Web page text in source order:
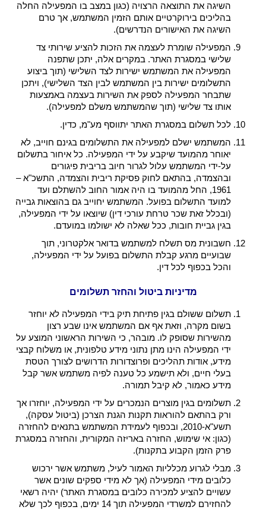
השיגה את התוצאה הרצויה (כגון במצב בו המפעילה החלה
בהליכים בירוקרטיים אותם הזמין המשתמש, אך טרם
השיגה את האישורים הנדרשים).
המפעילה שומרת לעצמה את הזכות להציע שירותי צד
שלישי במסגרת האתר. במקרים אלה, יתכן שתפנה
המפעילה את המשתמש ישירות לצד השלישי (תוך ביצוע
התשלומים ישירות בין המשתמש לבין הצד השלישי), ויתכן
שתבחר המפעילה לספק את השירות בעצמה באמצעות
אותו צד שלישי (תוך שהמשתמש משלם למפעילה).
לכל תשלום במסגרת האתר יתווסף מע"מ, כדין.
המשתמש ישלם למפעילה את התשלומים בגינם חוייב, לא
יאוחר מהמועד שיקבע על ידי המפעילה. כל איחור בתשלום
על-ידי המשתמש עלול לגרור חיוב בריבית פיגורים
ובהצמדה, בהתאם לחוק פסיקת ריבית והצמדה, התשכ"א –
1961, החל מהמועד בו היה אמור החוב להשתלם ועד
למועד התשלום בפועל. המשתמש יחוייב גם בהוצאות גבייה
(ובכלל זאת שכר טרחת עורכי דין) שיוצאו על ידי המפעילה,
בגין גביית חובות, ככל שאלה לא ישולמו במועדם.
חשבונית מס תשלח למשתמש בדואר אלקטרוני, תוך
שבועיים מרגע קבלת התשלום בפועל על ידי המפעילה,
והכל בכפוף לכל דין.
מדיניות ביטול והחזר תשלומים
תשלום ששולם בגין פתיחת תיק בידי המפעילה לא יוחזר
בשום מקרה, וזאת אף אם המשתמש אינו שבע רצון
מהשירות שסופק לו. מובהר, כי השירות הראשוני המוצע על
ידי המפעילה הינו מתן נתוני מידע טלפונית, או משלוח קבצי
מידע, אודות תהליכים ופרוצדורות הדרושים לצורך הטסת
בעלי חיים, ולא תישמע כל טענה לפיה משתמש אשר קבל
מידע כאמור, לא קיבל תמורה.
תשלומים בגין מוצרים הנמכרים על ידי המפעילה, יוחזרו אך
ורק בהתאם להוראות תקנות הגנת הצרכן (ביטול עסקה),
תשע"א-2010, ובכפוף לעמידת המשתמש בתנאים להחזרה
(כגון: אי שימוש, החזרה באריזה המקורית, והחזרה במסגרת
פרק הזמן הקבוע בתקנות).
מבלי לגרוע מכלליות האמור לעיל, משתמש אשר ירכוש
כלובים מידי המפעילה (אך לא מידי ספקים שונים אשר
עשויים להציע למכירה כלובים במסגרת האתר) יהיה רשאי
להחזירם למשרדי המפעילה תוך 14 ימים, בכפוף לכך שלא